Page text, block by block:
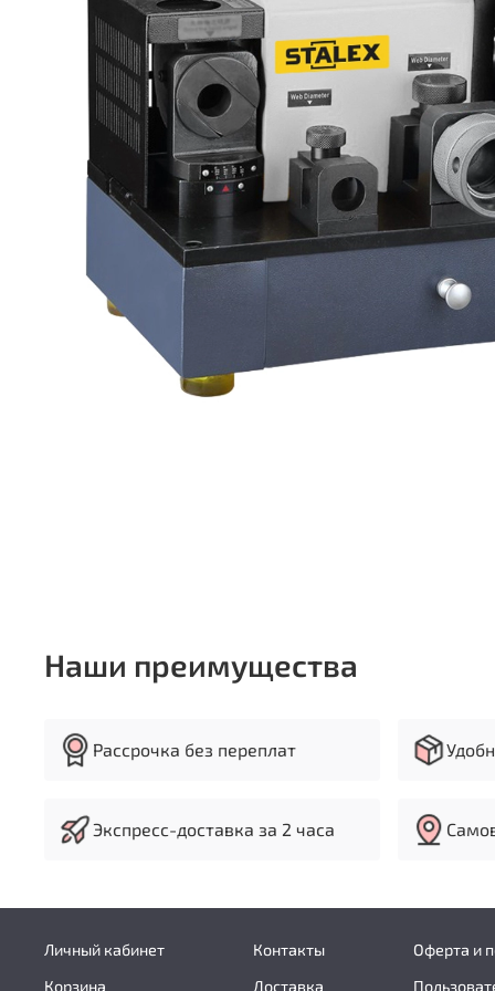
Наши преимущества
Рассрочка без переплат
Экспресс-доставка за 2 часа
Личный кабинет
Корзина
Контакты
Доставка
Оферта и